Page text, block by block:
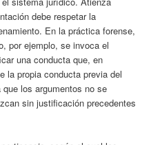
debe respetar la
En la práctica forense,
por ejemplo, se invoca el
una conducta que, en
la propia conducta previa del
los argumentos no se
sin justificación precedentes